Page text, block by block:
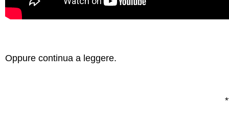
Oppure continua a leggere.